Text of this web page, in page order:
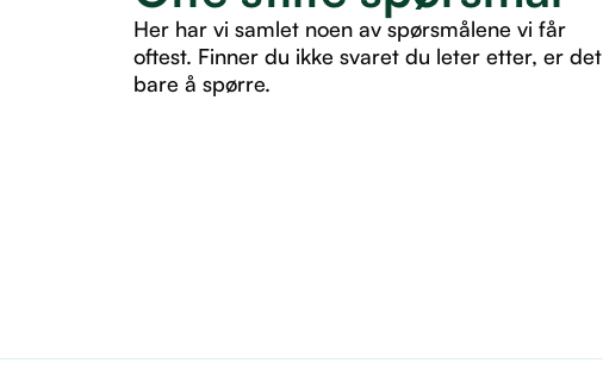
Her har vi samlet noen av spørsmålene vi får
oftest. Finner du ikke svaret du leter etter, er det
bare å spørre.